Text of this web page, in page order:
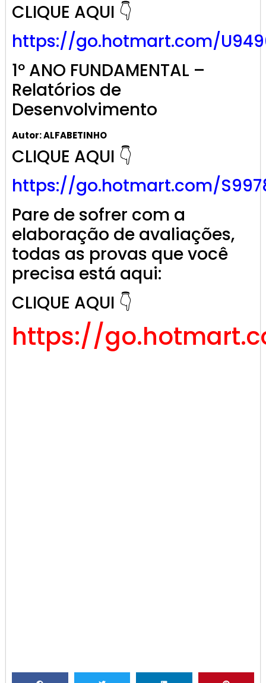
CLIQUE AQUI 👇
https://go.hotmart.com/
1º ANO FUNDAMENTAL –
Relatórios de
Desenvolvimento
Autor: ALFABETINHO
CLIQUE AQUI 👇
https://go.hotmart.com/
Pare de sofrer com a
elaboração de avaliações,
todas as provas que você
precisa está aqui:
CLIQUE AQUI 👇
https://